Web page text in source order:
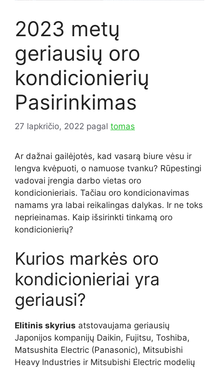
2023 metų
geriausių oro
kondicionierių
Pasirinkimas
27 lapkričio, 2022 pagal tomas
Ar dažnai gailėjotės, kad vasarą biure vėsu ir
lengva kvėpuoti, o namuose tvanku? Rūpestingi
vadovai įrengia darbo vietas oro
kondicionieriais. Tačiau oro kondicionavimas
namams yra labai reikalingas dalykas. Ir ne toks
neprieinamas. Kaip išsirinkti tinkamą oro
kondicionierių?
Kurios markės oro
kondicionieriai yra
geriausi?
Elitinis skyrius atstovaujama geriausių
Japonijos kompanijų Daikin, Fujitsu, Toshiba,
Matsushita Electric (Panasonic), Mitsubishi
Heavy Industries ir Mitsubishi Electric modelių